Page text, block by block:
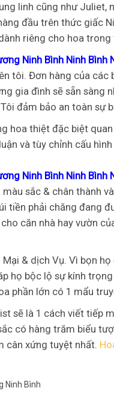
linh cũng như
đầu trên thức giấc
riêng cho hoa
Ninh Bình Ninh Bình
tôi. Đơn hàng của
gia đình sẽ sẵn sàng
đảm bảo an toàn sự
hoa thiệt đặc biệt
và tùy chỉnh cấu
Ninh Bình Ninh Bình
sắc & chân thành
tiền phải chăng đang
căn nhà hay vườn
& dịch Vụ. Vì bọn
họ bộc lộ sự kính
phần lớn có 1 mẩu
sẽ là 1 cách viết tiếp
có hàng trăm biểu
cân xứng tuyệt nhất.